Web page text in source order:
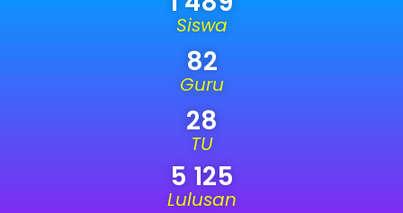
Siswa
Guru
82
TU
28
Lulusan
5 125